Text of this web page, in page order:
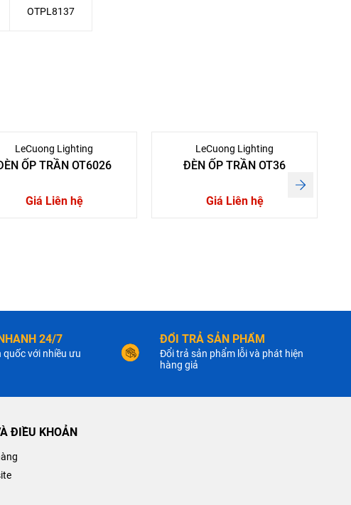
OTPL8137
LeCuong Lighting
ỐP TRẦN OT6026
Giá Liên hệ
LeCuong Lighting
ĐÈN ỐP TRẦN OT36
Giá Liên hệ
24/7
với nhiều ưu
ĐỔI TRẢ SẢN PHẨM
Đổi trả sản phẩm lỗi và phát hiện
hàng giả
ĐIỀU KHOẢN